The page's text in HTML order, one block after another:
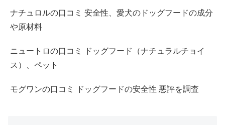
ナチュロルの口コミ 安全性、愛犬のドッグフードの成分
や原材料
ニュートロの口コミ ドッグフード（ナチュラルチョイ
ス）、ペット
モグワンの口コミ ドッグフードの安全性 悪評を調査